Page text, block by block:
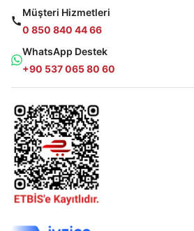
Müşteri Hizmetleri
0 850 840 44 66
WhatsApp Destek
+90 537 065 80 60